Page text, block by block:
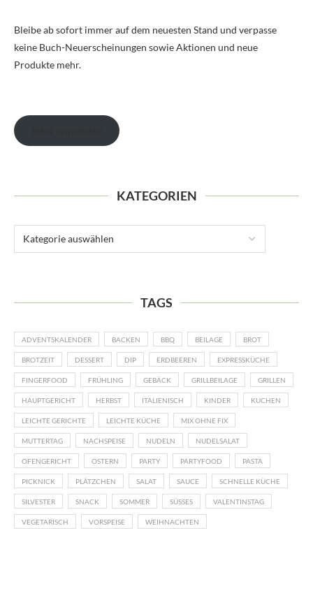
Bleibe ab sofort immer auf dem neuesten Stand und verpasse
keine Buch-Neuerscheinungen sowie Aktionen und neue
Produkte mehr.
KATEGORIEN
TAGS
ADVENTSKALENDER BACKEN BBQ BEILAGE BROT
BROTZEIT DESSERT DIP ERDBEEREN EXPRESSKÜCHE
FINGERFOOD FRÜHLING GEBÄCK GRILLBEILAGE GRILLEN
HAUPTGERICHT HERBST ITALIENISCH KINDER KUCHEN
LEICHTE GERICHTE LEICHTE KÜCHE MIX OHNE FIX
MUTTERTAG NACHSPEISE NUDELN NUDELSALAT
OFENGERICHT OSTERN PARTY PARTYFOOD PASTA
PICKNICK PLÄTZCHEN SALAT SAUCE SCHNELLE KÜCHE
SILVESTER SNACK SOMMER SÜSSES VALENTINSTAG
VEGETARISCH VORSPEISE WEIHNACHTEN